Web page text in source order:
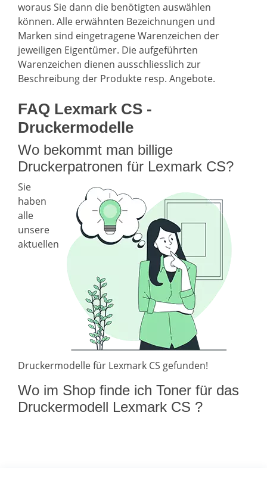
woraus Sie dann die benötigten auswählen
können. Alle erwähnten Bezeichnungen und
Marken sind eingetragene Warenzeichen der
jeweiligen Eigentümer. Die aufgeführten
Warenzeichen dienen ausschliesslich zur
Beschreibung der Produkte resp. Angebote.
FAQ Lexmark CS -
Druckermodelle
Wo bekommt man billige
Druckerpatronen für Lexmark CS?
Sie
haben
alle
unsere
aktuellen
Druckermodelle für Lexmark CS gefunden!
Wo im Shop finde ich Toner für das
Druckermodell Lexmark CS ?